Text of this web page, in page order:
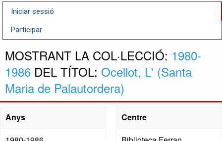
Iniciar sessió
Participar
MOSTRANT LA COL·LECCIÓ: 1980-
1986 DEL TÍTOL: Ocellot, L' (Santa
Maria de Palautordera)
Anys
Centre